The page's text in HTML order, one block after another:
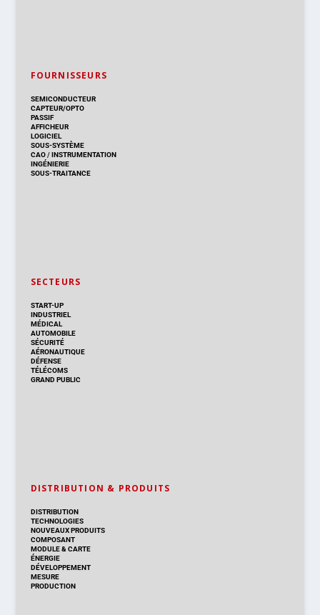
FOURNISSEURS
SEMICONDUCTEUR
CAPTEUR/OPTO
PASSIF
AFFICHEUR
LOGICIEL
SOUS-SYSTÈME
CAO/INSTRUMENTATION
INGÉNIERIE
SOUS-TRAITANCE
SECTEURS
START-UP
INDUSTRIEL
MÉDICAL
AUTOMOBILE
SÉCURITÉ
AÉRONAUTIQUE
DÉFENSE
TÉLÉCOMS
GRAND PUBLIC
DISTRIBUTION & PRODUITS
DISTRIBUTION
TECHNOLOGIES
NOUVEAUX PRODUITS
COMPOSANT
MODULE & CARTE
ÉNERGIE
DÉVELOPPEMENT
MESURE
PRODUCTION